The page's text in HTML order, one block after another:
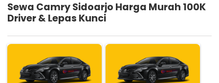
Sewa Camry Sidoarjo Harga Murah 100K
Driver & Lepas Kunci